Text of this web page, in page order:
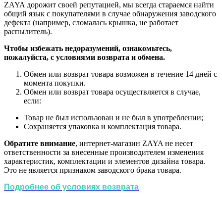
ZAYA дорожит своей репутацией, мы всегда стараемся найти
общий язык с покупателями в случае обнаружения заводского
дефекта (например, сломалась крышка, не работает
распылитель).
Чтобы избежать недоразумений, ознакомьтесь,
пожалуйста, с условиями возврата и обмена.
Обмен или возврат товара возможен в течение 14 дней с
момента покупки.
Обмен или возврат товара осуществляется в случае,
если:
Товар не был использован и не был в употреблении;
Сохраняется упаковка и комплектация товара.
Обратите внимание, интернет-магазин ZAYA не несет
ответственности за внесенные производителем изменения
характеристик, комплектации и элементов дизайна товара.
Это не является признаком заводского брака товара.
Подробнее об условиях возврата